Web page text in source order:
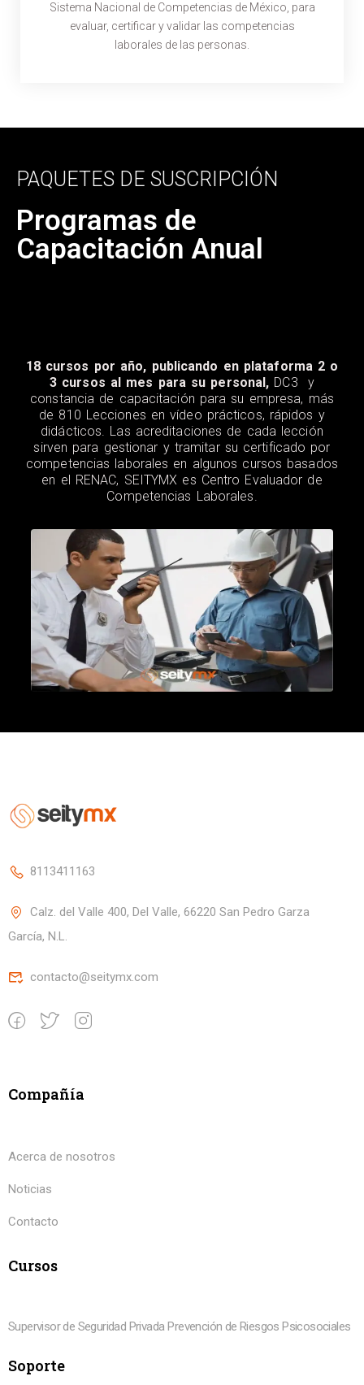
Sistema Nacional de Competencias de México, para
evaluar, certificar y validar las competencias
laborales de las personas.
PAQUETES DE SUSCRIPCIÓN
Programas de
Capacitación Anual
18 cursos por año, publicando en plataforma 2 o
3 cursos al mes para su personal, DC3 y
constancia de capacitación para su empresa, más
de 810 Lecciones en vídeo prácticos, rápidos y
didácticos. Las acreditaciones de cada lección
sirven para gestionar y tramitar su certificado por
competencias laborales en algunos cursos basados
en el RENAC, SEITYMX es Centro Evaluador de
Competencias Laborales.
8113411163
Calz. del Valle 400, Del Valle, 66220 San Pedro Garza
García, N.L.
contacto@seitymx.com
Compañía
Acerca de nosotros
Noticias
Contacto
Cursos
Supervisor de Seguridad Privada Prevención de Riesgos Psicosociales
Soporte